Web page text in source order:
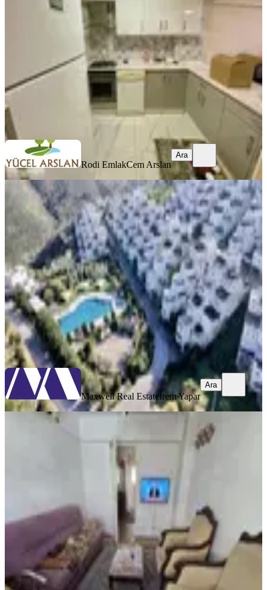
Balçova, Çetin Emeç Mahallesi
3+1 · 125 m²
6.500.000 ₺
Rodi Emlak Cem Arslan
Ara
Rodi EmlakCem Arslan
Ara
SİTE İÇİ
İrem Yapar'dan Olimpiyat Köyünde
Satılık 2+1 Ara Kat | Balkonlu
Balçova, Çetin Emeç Mahallesi
2+1 ·76 m² ·4. Kat· 25.07.2026
6.900.000 ₺
Maxwell Real Estateİrem Yapar
Ara
Maxwell Real Estateİrem Yapar
Ara
BALKONLU
Balçova Eğitim Mah. Ata Caddesine
Çok Yakın Satılık 2+1 Daire
Balçova, Eğitim Mahallesi
90 m²· 4. Kat·24.07.2026
3.750.000 ₺ Yatırım Skoru Fırsat
Çakır EmlakAhmet Çakır